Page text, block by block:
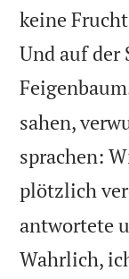
keine
Und auf der
sahen,
sprachen:
plötzlich
antwortete
Wahrlich,